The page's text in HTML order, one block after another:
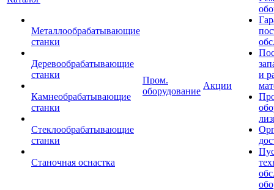
Металлообрабатывающие
станки
Деревообрабатывающие
станки
Камнеобрабатывающие
станки
Стеклообрабатывающие
станки
Станочная оснастка
Пром.
оборудование
Акции
и